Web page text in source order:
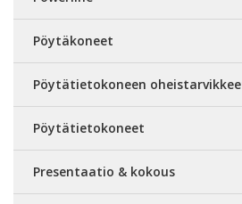
Pöytäkoneet
Pöytätietokoneen
Pöytätietokoneet
Presentaatio & kokous